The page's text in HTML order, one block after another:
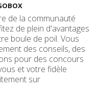
de la communauté
de plein d'avantages
boule de poil. Vous
des conseils, des
pour des concours
et votre fidèle
sur